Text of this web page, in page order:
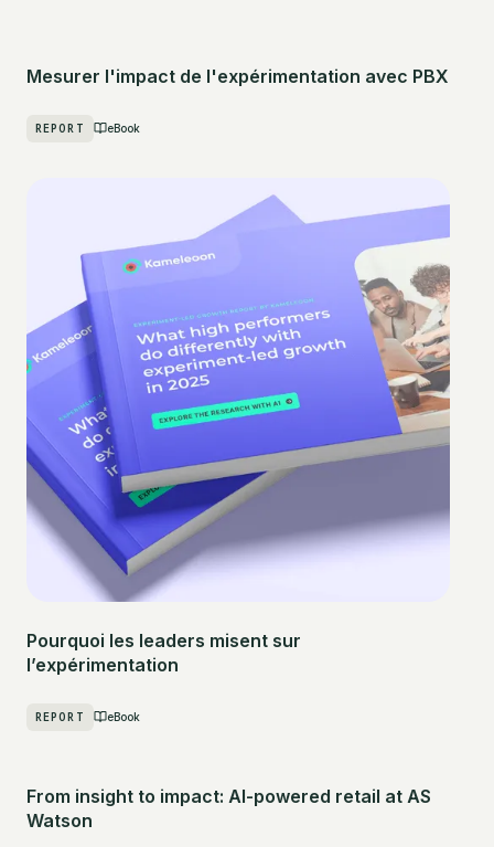
Mesurer l'impact de l'expérimentation avec PBX
REPORT eBook
Pourquoi les leaders misent sur
l’expérimentation
REPORT eBook
From insight to impact: AI-powered retail at AS
Watson